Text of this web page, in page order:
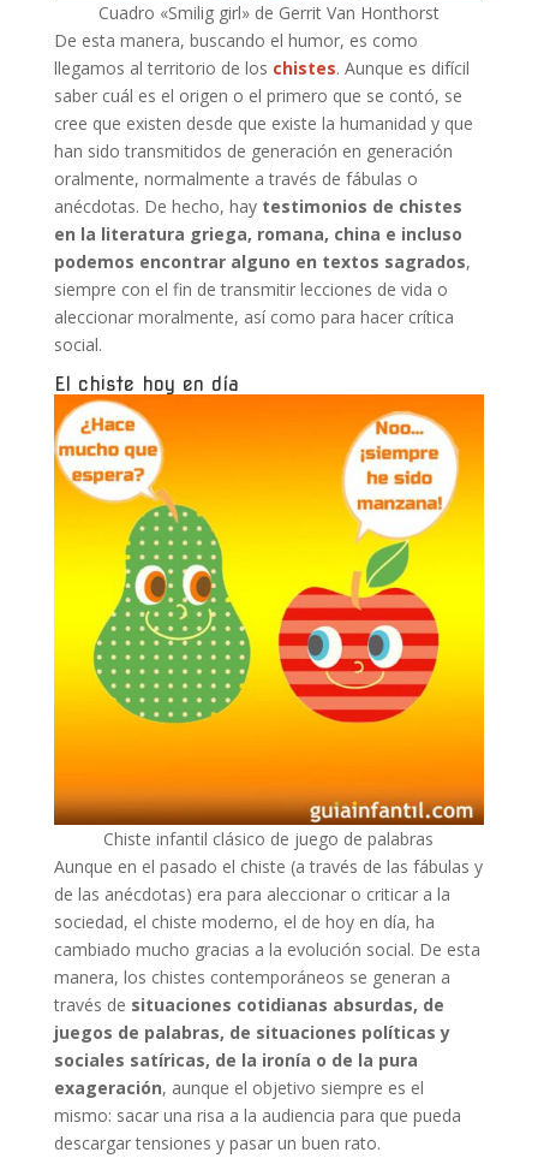
Cuadro «Smilig girl» de Gerrit Van Honthorst
De esta manera, buscando el humor, es como
llegamos al territorio de los chistes. Aunque es difícil
saber cuál es el origen o el primero que se contó, se
cree que existen desde que existe la humanidad y que
han sido transmitidos de generación en generación
oralmente, normalmente a través de fábulas o
anécdotas. De hecho, hay testimonios de chistes
en la literatura griega, romana, china e incluso
podemos encontrar alguno en textos sagrados,
siempre con el fin de transmitir lecciones de vida o
aleccionar moralmente, así como para hacer crítica
social.
El chiste hoy en día
Chiste infantil clásico de juego de palabras
Aunque en el pasado el chiste (a través de las fábulas y
de las anécdotas) era para aleccionar o criticar a la
sociedad, el chiste moderno, el de hoy en día, ha
cambiado mucho gracias a la evolución social. De esta
manera, los chistes contemporáneos se generan a
través de situaciones cotidianas absurdas, de
juegos de palabras, de situaciones políticas y
sociales satíricas, de la ironía o de la pura
exageración, aunque el objetivo siempre es el
mismo: sacar una risa a la audiencia para que pueda
descargar tensiones y pasar un buen rato.